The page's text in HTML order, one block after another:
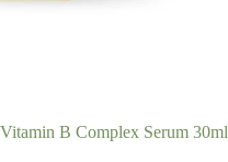
Vitamin B Complex Serum 30ml